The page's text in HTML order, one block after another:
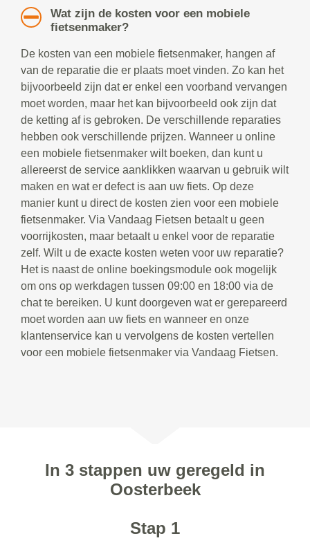
Wat zijn de kosten voor een mobiele
fietsenmaker?
De kosten van een mobiele fietsenmaker, hangen af
van de reparatie die er plaats moet vinden. Zo kan het
bijvoorbeeld zijn dat er enkel een voorband vervangen
moet worden, maar het kan bijvoorbeeld ook zijn dat
de ketting af is gebroken. De verschillende reparaties
hebben ook verschillende prijzen. Wanneer u online
een mobiele fietsenmaker wilt boeken, dan kunt u
allereerst de service aanklikken waarvan u gebruik wilt
maken en wat er defect is aan uw fiets. Op deze
manier kunt u direct de kosten zien voor een mobiele
fietsenmaker. Via Vandaag Fietsen betaalt u geen
voorrijkosten, maar betaalt u enkel voor de reparatie
zelf. Wilt u de exacte kosten weten voor uw reparatie?
Het is naast de online boekingsmodule ook mogelijk
om ons op werkdagen tussen 09:00 en 18:00 via de
chat te bereiken. U kunt doorgeven wat er gerepareerd
moet worden aan uw fiets en wanneer en onze
klantenservice kan u vervolgens de kosten vertellen
voor een mobiele fietsenmaker via Vandaag Fietsen.
In 3 stappen uw geregeld in
Oosterbeek
Stap 1